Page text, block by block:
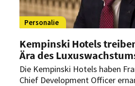
Personalie
Kempinski Hotels
Ära des
Die Kempinski Hotels haben
Chief Development Officer